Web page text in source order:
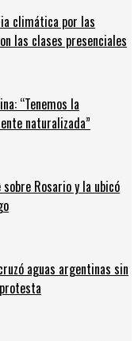
climática por las
las clases presenciales
“Tenemos la
naturalizada”
Rosario y la ubicó
aguas argentinas sin